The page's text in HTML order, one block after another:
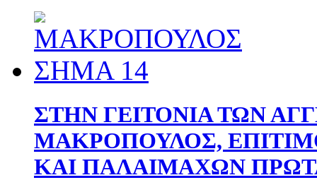
ΣΤΗΝ ΓΕΙΤΟΝΙΑ ΤΩΝ
ΜΑΚΡΟΠΟΥΛΟΣ,
ΚΑΙ ΠΑΛΑΙΜΑΧΩΝ